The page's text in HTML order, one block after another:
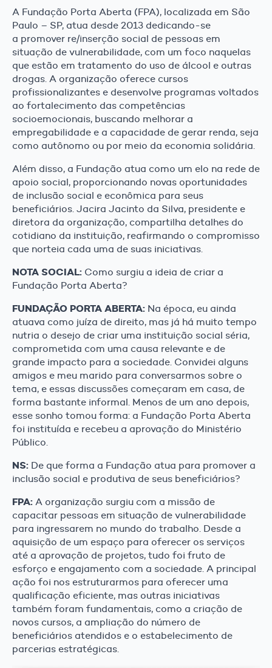
A Fundação Porta Aberta (FPA), localizada em São
Paulo – SP, atua desde 2013 dedicando-se
a promover re/inserção social de pessoas em
situação de vulnerabilidade, com um foco naquelas
que estão em tratamento do uso de álcool e outras
drogas. A organização oferece cursos
profissionalizantes e desenvolve programas voltados
ao fortalecimento das competências
socioemocionais, buscando melhorar a
empregabilidade e a capacidade de gerar renda, seja
como autônomo ou por meio da economia solidária.
Além disso, a Fundação atua como um elo na rede de
apoio social, proporcionando novas oportunidades
de inclusão social e econômica para seus
beneficiários. Jacira Jacinto da Silva, presidente e
diretora da organização, compartilha detalhes do
cotidiano da instituição, reafirmando o compromisso
que norteia cada uma de suas iniciativas.
NOTA SOCIAL: Como surgiu a ideia de criar a
Fundação Porta Aberta?
FUNDAÇÃO PORTA ABERTA: Na época, eu ainda
atuava como juíza de direito, mas já há muito tempo
nutria o desejo de criar uma instituição social séria,
comprometida com uma causa relevante e de
grande impacto para a sociedade. Convidei alguns
amigos e meu marido para conversarmos sobre o
tema, e essas discussões começaram em casa, de
forma bastante informal. Menos de um ano depois,
esse sonho tomou forma: a Fundação Porta Aberta
foi instituída e recebeu a aprovação do Ministério
Público.
NS: De que forma a Fundação atua para promover a
inclusão social e produtiva de seus beneficiários?
FPA: A organização surgiu com a missão de
capacitar pessoas em situação de vulnerabilidade
para ingressarem no mundo do trabalho. Desde a
aquisição de um espaço para oferecer os serviços
até a aprovação de projetos, tudo foi fruto de
esforço e engajamento com a sociedade. A principal
ação foi nos estruturarmos para oferecer uma
qualificação eficiente, mas outras iniciativas
também foram fundamentais, como a criação de
novos cursos, a ampliação do número de
beneficiários atendidos e o estabelecimento de
parcerias estratégicas.